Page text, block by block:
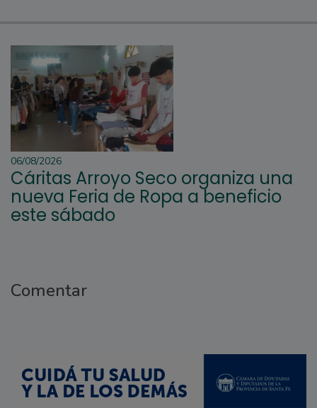
06/08/2026
Cáritas Arroyo Seco organiza una
nueva Feria de Ropa a beneficio
este sábado
Comentar